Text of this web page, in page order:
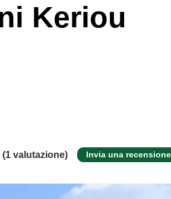
Keriou
(1 valutazione) Invia una recensione